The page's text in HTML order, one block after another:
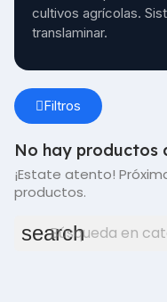
cultivos agrícolas.
translaminar.
Filtros
No hay productos
¡Estate atento!
productos.
search